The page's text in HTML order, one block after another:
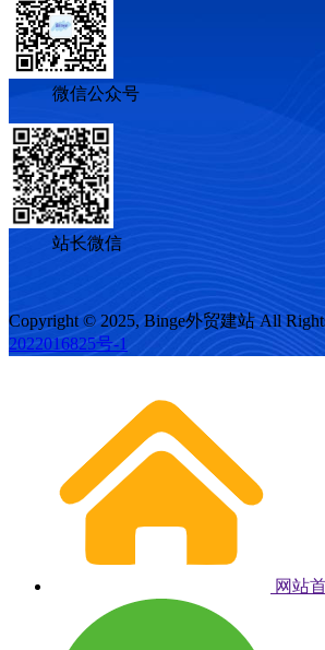
微信公众号
站长微信
Copyright © 2025, Binge外贸建站 All
2022016825号-1
网站